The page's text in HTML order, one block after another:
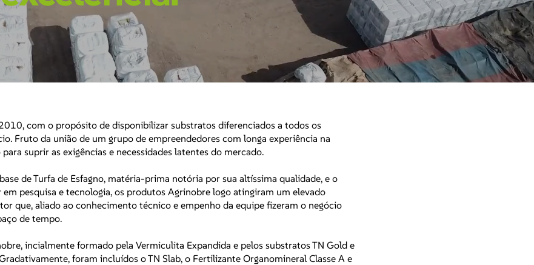
com o propósito de disponibilizar substratos diferenciados a todos os
Fruto da união de um grupo de empreendedores com longa experiência na
suprir as exigências e necessidades latentes do mercado.
de Turfa de Esfagno, matéria-prima notória por sua altíssima qualidade, e o
pesquisa e tecnologia, os produtos Agrinobre logo atingiram um elevado
que, aliado ao conhecimento técnico e empenho da equipe fizeram o negócio
de tempo.
incialmente formado pela Vermiculita Expandida e pelos substratos TN Gold e
foram incluídos o TN Slab, o Fertilizante Organomineral Classe A e